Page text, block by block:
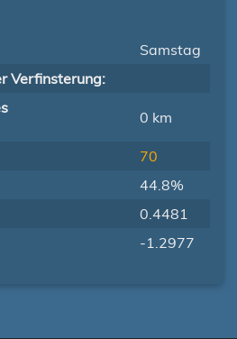
Samstag
Verfinsterung:
0 km
70
44.8%
0.4481
-1.2977